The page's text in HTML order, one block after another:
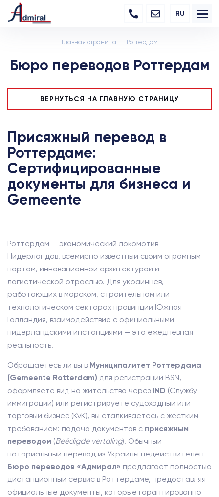
RU
Главная страница Роттердам
Бюро переводов Роттердам
ВЕРНУТЬСЯ НА ГЛАВНУЮ СТРАНИЦУ
Присяжный перевод в
Роттердаме:
Сертифицированные
документы для бизнеса и
Gemeente
Роттердам — экономический локомотив
Нидерландов, всемирно известный своим огромным
портом, инновационной архитектурой и
логистической отраслью. Для украинцев,
работающих в морском, строительном или
технологическом секторах провинции Южная
Голландия, взаимодействие с официальными
нидерландскими инстанциями — это ежедневная
реальность.
Обращаетесь ли вы в Муниципалитет Роттердама
(Gemeente Rotterdam) для регистрации BSN,
оформляете вид на жительство через IND (Службу
иммиграции) или регистрируете судоходный или
торговый бизнес (KvK), вы сталкиваетесь с жестким
требованием: подача документов с присяжным
переводом (Beëdigde vertaling). Обычный
нотариальный перевод из Украины недействителен.
Бюро переводов «Адмирал» предлагает полностью
дистанционный сервис в Роттердаме, предоставляя
официальные документы, которые гарантированно